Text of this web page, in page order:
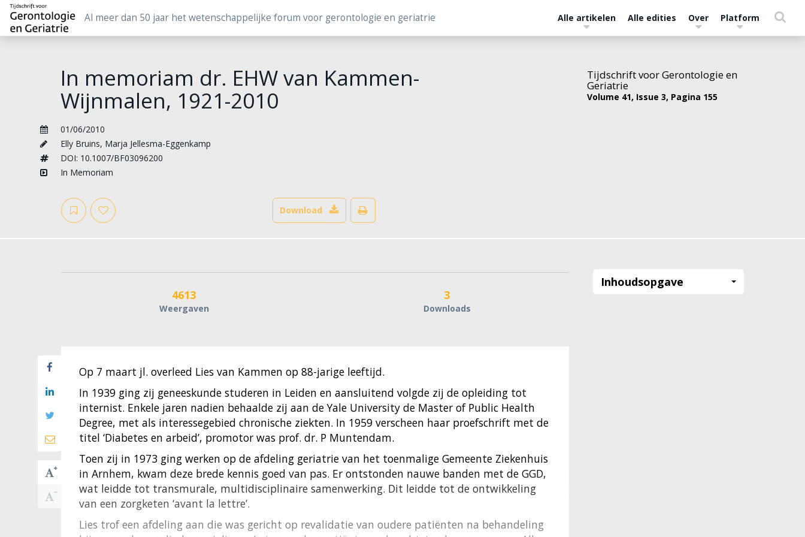
Al meer dan 50 jaar het wetenschappelijke forum voor gerontologie en geriatrie Alle artikelen Alle edities Over Platform
In memoriam dr. EHW van Kammen-
Wijnmalen, 1921-2010
01/06/2010
Elly Bruins, Marja Jellesma-Eggenkamp
DOI: 10.1007/BF03096200
In Memoriam
Download
Tijdschrift voor Gerontologie en
Geriatrie
Volume 41, Issue 3, Pagina 155
4613
Weergaven
3
Downloads
Inhoudsopgave
Op 7 maart jl. overleed Lies van Kammen op 88-jarige leeftijd.
In 1939 ging zij geneeskunde studeren in Leiden en aansluitend volgde zij de opleiding tot
internist. Enkele jaren nadien behaalde zij aan de Yale University de Master of Public Health
Degree, met als interessegebied chronische ziekten. In 1959 verscheen haar proefschrift met de
titel ‘Diabetes en arbeid’, promotor was prof. dr. P Muntendam.
Toen zij in 1973 ging werken op de afdeling geriatrie van het toenmalige Gemeente Ziekenhuis
in Arnhem, kwam deze brede kennis goed van pas. Er ontstonden nauwe banden met de GGD,
wat leidde tot transmurale, multidisciplinaire samenwerking. Dit leidde tot de ontwikkeling
van een zorgketen ‘avant la lettre’.
Lies trof een afdeling aan die was gericht op revalidatie van oudere patiënten na behandeling